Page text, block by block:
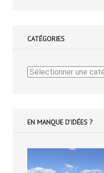
CATÉGORIES
Catégories
EN MANQUE D'IDÉES ?